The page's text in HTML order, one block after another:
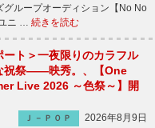
ループオーディション【No No
ニ … 続きを読む
ート＞一夜限りのカラフル
祝祭――映秀。、【One
Live 2026 ～色祭～】開
Ｊ－ＰＯＰ
2026年8月9日